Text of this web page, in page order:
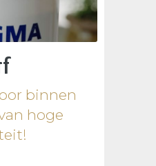
binnen
hoge